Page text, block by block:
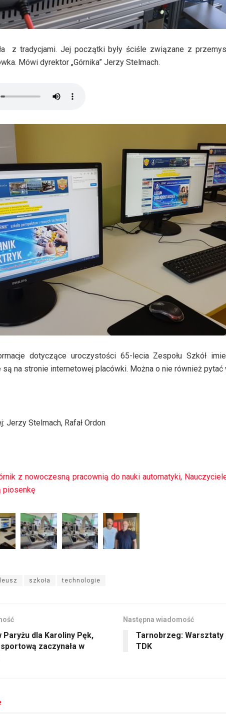
z tradycjami. Jej początki były ściśle związane z
Mówi dyrektor „Górnika” Jerzy Stelmach.
dotyczące uroczystości 65-lecia Zespołu Szkół
na stronie internetowej placówki. Można o nie również pytać
Jerzy Stelmach, Rafał Ordon
z nowoczesną pracownią do nauki automatyki,
piosenkę
szkoła technologie
Paryżu dla Karoliny Pęk,
zaczynała w
Następna wiadomość
Tarnobrzeg:
TDK